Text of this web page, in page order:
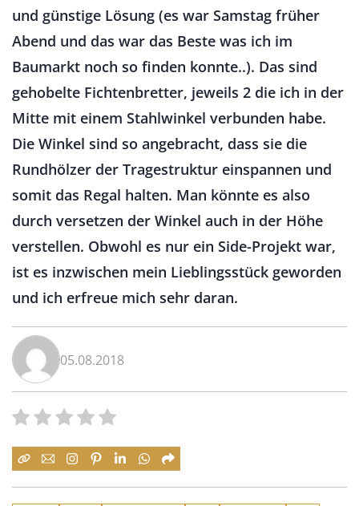
und günstige Lösung (es war Samstag früher
Abend und das war das Beste was ich im
Baumarkt noch so finden konnte..). Das sind
gehobelte Fichtenbretter, jeweils 2 die ich in der
Mitte mit einem Stahlwinkel verbunden habe.
Die Winkel sind so angebracht, dass sie die
Rundhölzer der Tragestruktur einspannen und
somit das Regal halten. Man könnte es also
durch versetzen der Winkel auch in der Höhe
verstellen. Obwohl es nur ein Side-Projekt war,
ist es inzwischen mein Lieblingsstück geworden
und ich erfreue mich sehr daran.
05.08.2018